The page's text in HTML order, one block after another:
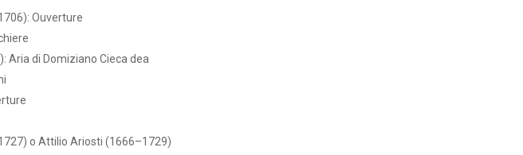
Ouverture
Aria di Domiziano Cieca dea
o Attilio Ariosti (1666–1729)